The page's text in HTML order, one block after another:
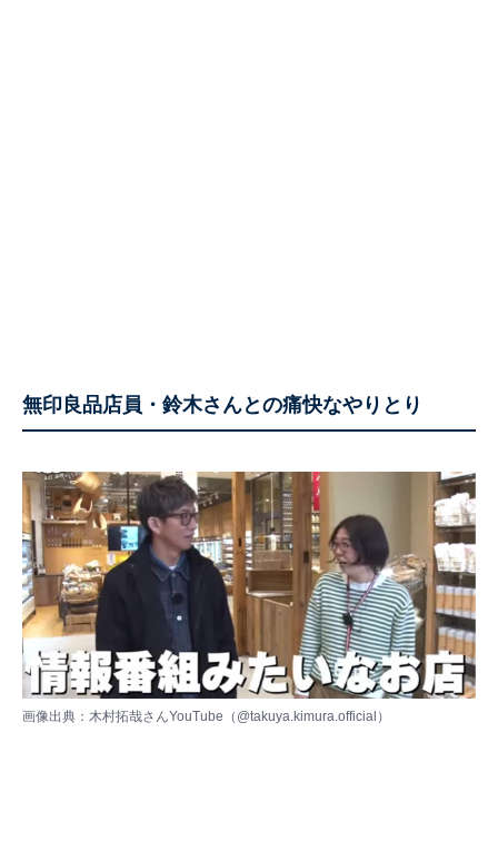
無印良品店員・鈴木さんとの痛快なやりとり
画像出典：木村拓哉さんYouTube（ @takuya.kimura.official ）